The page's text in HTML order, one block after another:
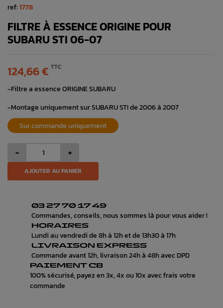
ref:1778
FILTRE À ESSENCE ORIGINE POUR
SUBARU STI 06-07
124,66 € TTC
-Filtre a essence ORIGINE SUBARU
-Montage uniquement sur SUBARU STI de 2006 à 2007
Sur commande uniquement
- +
AJOUTER AU PANIER
03 27 70 17 49
Commandes, conseils, nous sommes là pour vous aider !
HORAIRES
Lundi au vendredi de 8h à 12h et de 13h30 à 17h
LIVRAISON EXPRESS
Commande avant 12h, livraison 24h à 48h avec DPD
PAIEMENT CB
100% sécurisé, payez en 3x, 4x ou 10x avec frais votre
commande